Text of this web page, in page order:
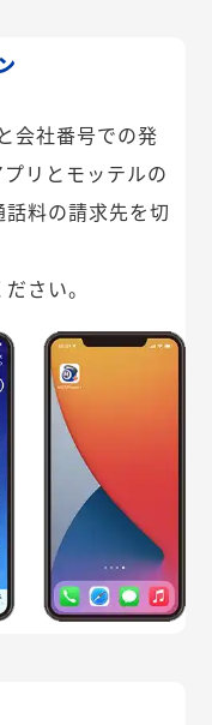
会社番号での発
リとモッテルの
料の請求先を切
さい。